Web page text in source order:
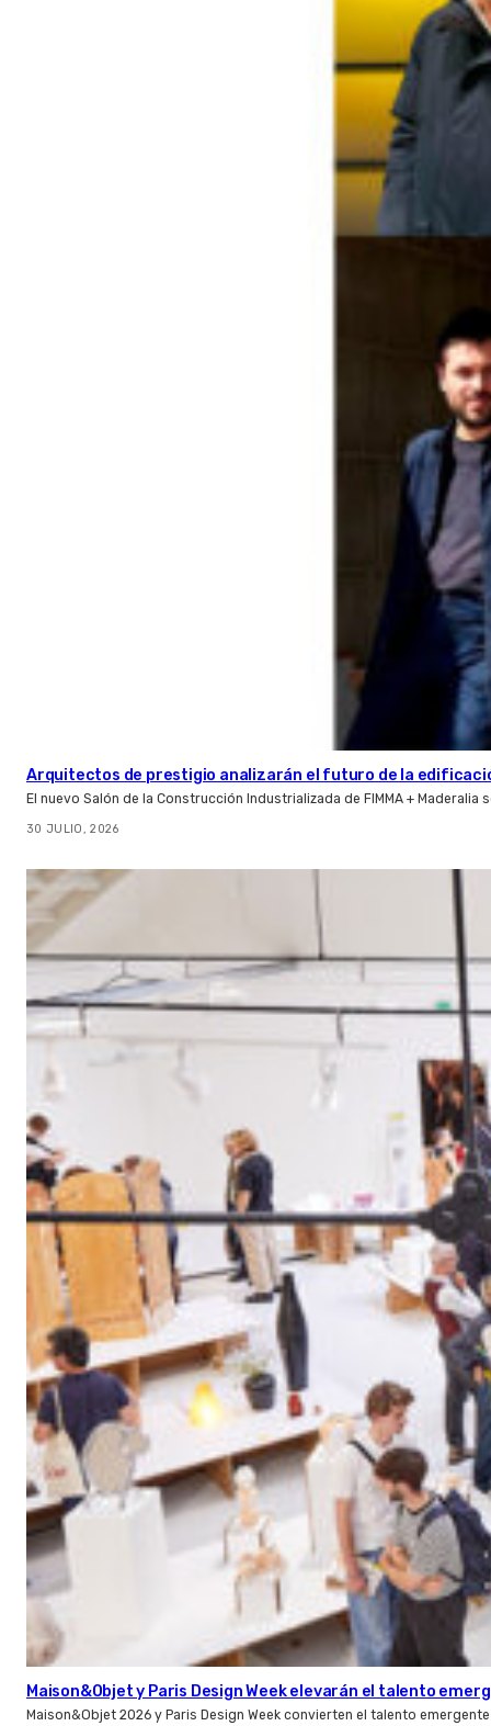
Arquitectos de prestigio analizarán el futuro de la
El nuevo Salón de la Construcción Industrializada de FIMMA +
30 JULIO, 2026
Maison&Objet y Paris Design Week elevarán el talento
Maison&Objet 2026 y Paris Design Week convierten el talento